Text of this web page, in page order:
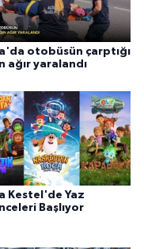
otobüsün çarptığı
ağır yaralandı
Kestel'de Yaz
Başlıyor